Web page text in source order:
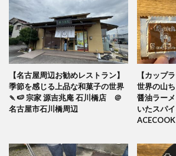
【名古屋周辺お勧めレストラン】
季節を感じる上品な和菓子の世界
🍡🍉 宗家 源吉兆庵 石川橋店 ＠
名古屋市石川橋周辺
【カップ
世界の山
醤油ラー
いたスパ
ACECOOK